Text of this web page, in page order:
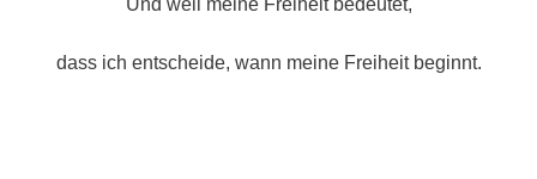
Und weil meine Freiheit bedeutet,
dass ich entscheide, wann meine Freiheit beginnt.